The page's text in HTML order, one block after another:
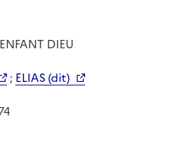
DIEU
; ELIAS (dit)